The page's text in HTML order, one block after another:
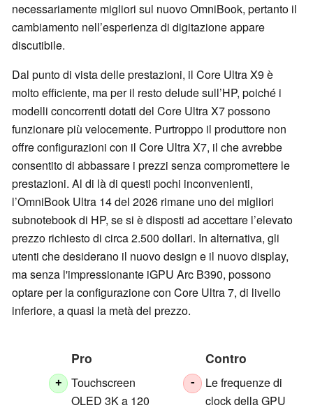
necessariamente migliori sul nuovo OmniBook, pertanto il
cambiamento nell’esperienza di digitazione appare
discutibile.
Dal punto di vista delle prestazioni, il Core Ultra X9 è
molto efficiente, ma per il resto delude sull’HP, poiché i
modelli concorrenti dotati del Core Ultra X7 possono
funzionare più velocemente. Purtroppo il produttore non
offre configurazioni con il Core Ultra X7, il che avrebbe
consentito di abbassare i prezzi senza compromettere le
prestazioni. Al di là di questi pochi inconvenienti,
l’OmniBook Ultra 14 del 2026 rimane uno dei migliori
subnotebook di HP, se si è disposti ad accettare l’elevato
prezzo richiesto di circa 2.500 dollari. In alternativa, gli
utenti che desiderano il nuovo design e il nuovo display,
ma senza l'impressionante iGPU Arc B390, possono
optare per la configurazione con Core Ultra 7, di livello
inferiore, a quasi la metà del prezzo.
Pro
+
Touchscreen
OLED 3K a 120
Contro
-
Le frequenze di
clock della GPU